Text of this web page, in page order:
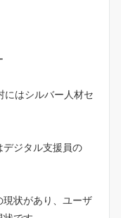
にはシルバー人材セ
デジタル支援員の
状があり、ユーザ